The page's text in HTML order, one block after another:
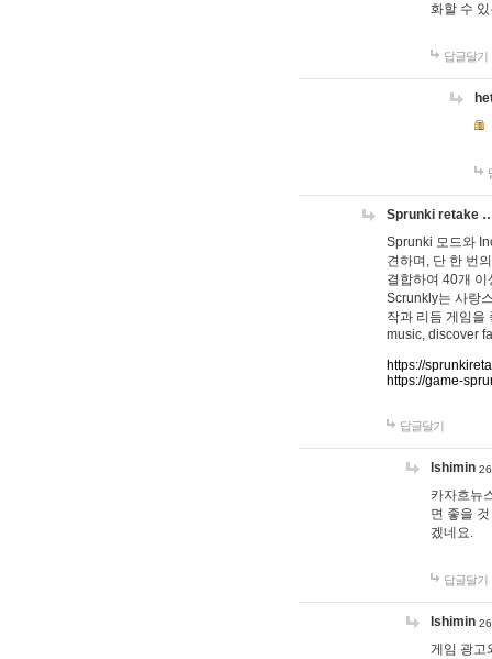
화할 수
답글달기
Sprunki retake
Sprunki 모드와
견하며, 단 한 번
결합하여 40개
Scrunkly는 사랑
작과 리듬 게임을
music, discover
https://
https://game-
답글달기
lshimin
카자흐뉴
면 좋을
겠네요.
답글달기
lshimin
게임 광고